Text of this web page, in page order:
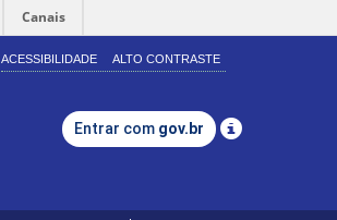
Canais
ACESSIBILIDADE ALTO CONTRASTE
Entrar com gov.br